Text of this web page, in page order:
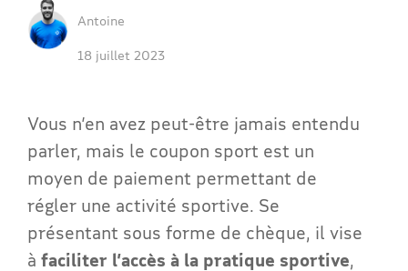
Antoine
18 juillet 2023
Vous n’en avez peut-être jamais entendu
parler, mais le coupon sport est un
moyen de paiement permettant de
régler une activité sportive. Se
présentant sous forme de chèque, il vise
à faciliter l’accès à la pratique sportive,